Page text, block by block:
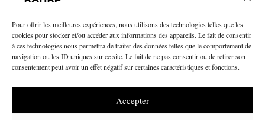
Pour offrir les meilleures expériences, nous utilisons des technologies telles que les
cookies pour stocker et/ou accéder aux informations des appareils. Le fait de consentir
à ces technologies nous permettra de traiter des données telles que le comportement de
navigation ou les ID uniques sur ce site. Le fait de ne pas consentir ou de retirer son
consentement peut avoir un effet négatif sur certaines caractéristiques et fonctions.
Accepter
Le groupe
Actualités
Contact